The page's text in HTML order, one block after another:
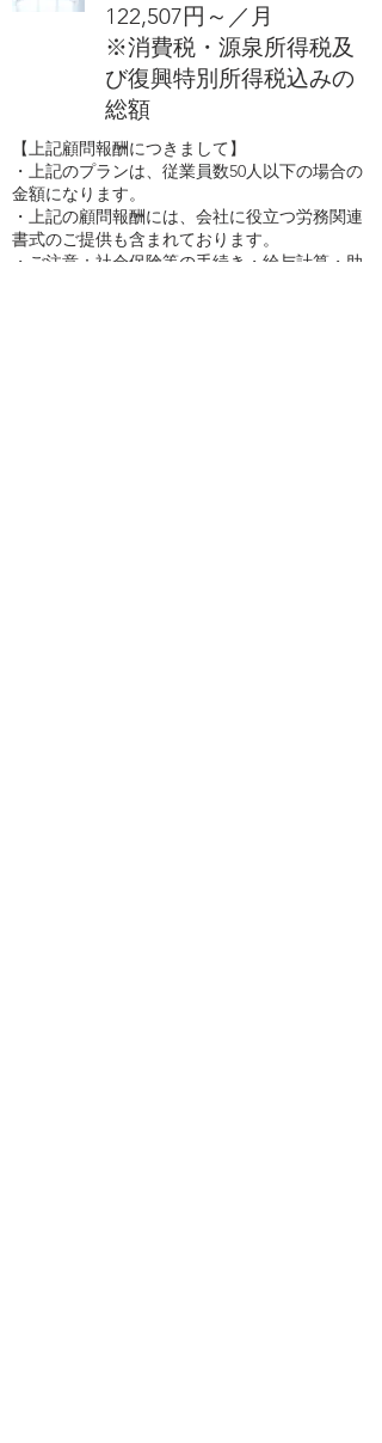
​122,507円～／月
​※消費税・源泉所得税及
び復興特別所得税込みの
総額
【上記顧問報酬につきまして】
​・上記のプランは、従業員数50人以下の場合の
金額になります。
・上記の顧問報酬には、会社に役立つ労務関連
書式のご提供も含まれております。
・ご注意：社会保険等の手続き・給与計算・助